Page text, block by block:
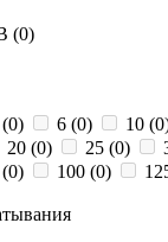
(0)
0) 6 (0) 10 (0
20 (0) 25 (0)
0) 100 (0)